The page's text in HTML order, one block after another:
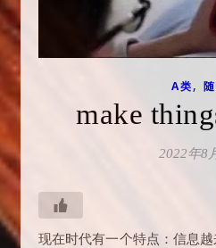
A类,
make
2022年8
现在时代有一个特点：信息越来越廉价。我们能通过智